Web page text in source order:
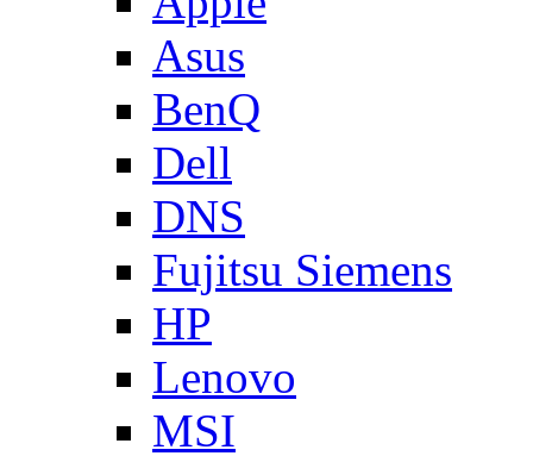
Asus
BenQ
Dell
DNS
Fujitsu Siemens
HP
Lenovo
MSI